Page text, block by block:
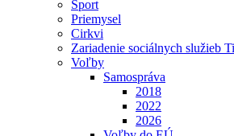
Šport
Priemysel
Cirkvi
Zariadenie sociálnych služieb
Voľby
Samospráva
2018
2022
2026